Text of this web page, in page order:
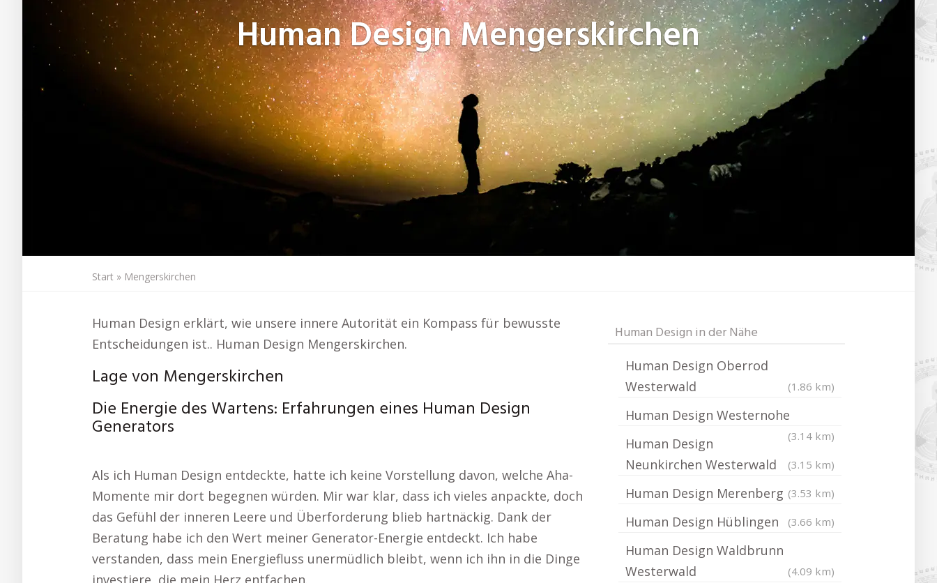
Human DesignMengerskirchen
Start » Mengerskirchen
Human Design erklärt, wie unsere innere Autorität ein Kompass für bewusste
Entscheidungen ist.. Human Design Mengerskirchen.
Lage von Mengerskirchen
Die Energie des Wartens: Erfahrungen eines Human Design
Generators
Als ich Human Design entdeckte, hatte ich keine Vorstellung davon, welche Aha-
Momente mir dort begegnen würden. Mir war klar, dass ich vieles anpackte, doch
das Gefühl der inneren Leere und Überforderung blieb hartnäckig. Dank der
Beratung habe ich den Wert meiner Generator-Energie entdeckt. Ich habe
verstanden, dass mein Energiefluss unermüdlich bleibt, wenn ich ihn in die Dinge
investiere, die mein Herz entfachen.
Human Design in der Nähe
Human Design Oberrod
Westerwald
(1.86 km)
Human Design Westernohe
(3.14 km)
Human Design
Neunkirchen Westerwald
(3.15 km)
Human Design Merenberg (3.53 km)
Human Design Hüblingen (3.66 km)
Human Design Waldbrunn
Westerwald
(4.09 km)